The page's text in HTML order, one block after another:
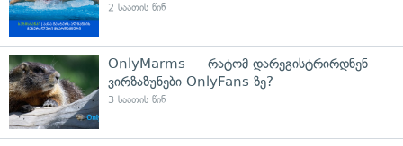
2 საათის წინ
OnlyMarms — რატომ დარეგისტრირდნენ
ვირზაზუნები OnlyFans-ზე?
3 საათის წინ